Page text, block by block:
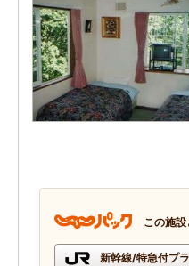
この施
新幹線/特急付プ